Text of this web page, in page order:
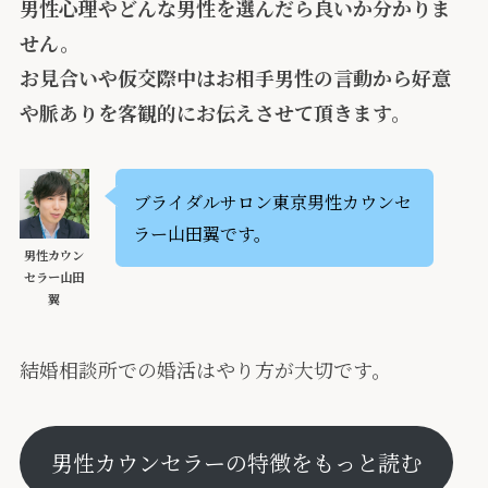
男性心理やどんな男性を選んだら良いか分かりま
せん。
お見合いや仮交際中はお相手男性の言動から好意
や脈ありを客観的にお伝えさせて頂きます。
男性カウン
セラー山田
翼
ブライダルサロン東京男性カウンセ
ラー山田翼です。
結婚相談所での婚活はやり方が大切です。
男性カウンセラーの特徴をもっと読む